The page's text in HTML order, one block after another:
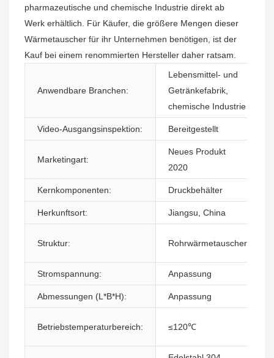
pharmazeutische und chemische Industrie direkt ab
Werk erhältlich. Für Käufer, die größere Mengen dieser
Wärmetauscher für ihr Unternehmen benötigen, ist der
Kauf bei einem renommierten Hersteller daher ratsam.
Anwendbare Branchen:
Lebensmittel- und
Getränkefabrik,
chemische Industrie
Video-Ausgangsinspektion: Bereitgestellt
Marketingart:
Neues Produkt
2020
Kernkomponenten: Druckbehälter
Herkunftsort: Jiangsu, China
Struktur: Rohrwärmetauscher
Stromspannung: Anpassung
Abmessungen (L*B*H): Anpassung
Betriebstemperaturbereich: ≤120℃